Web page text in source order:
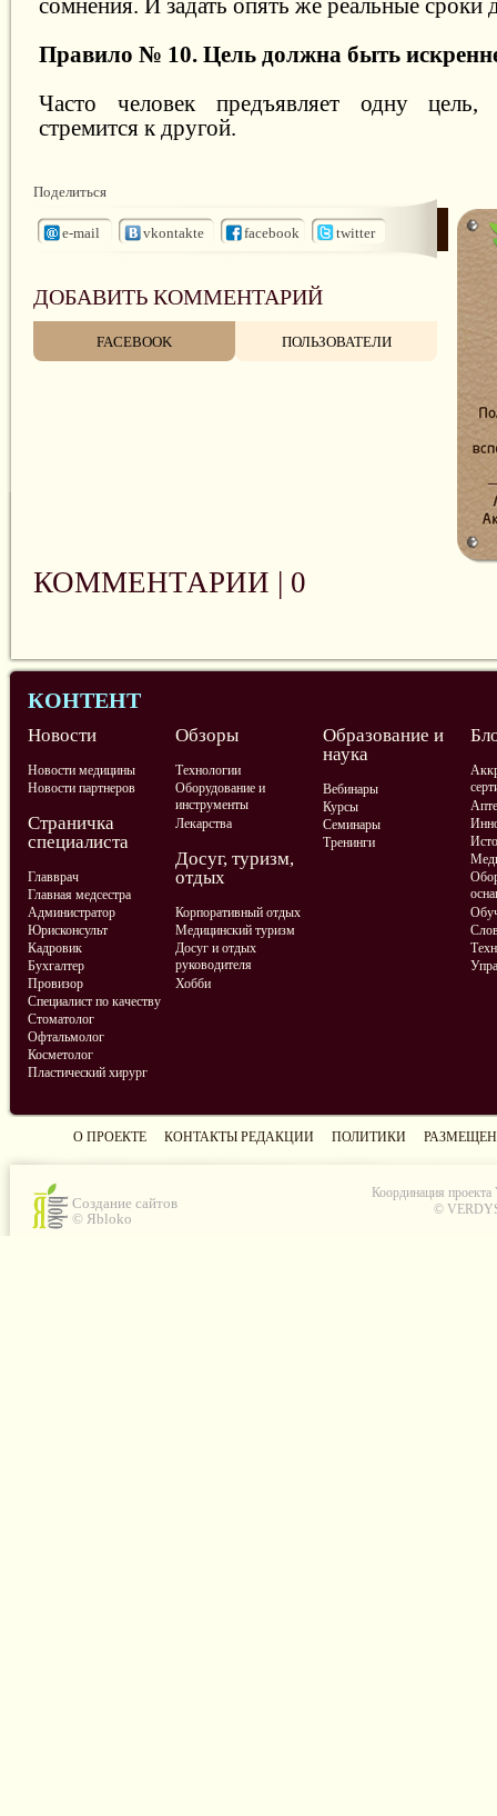
сомнения. И задать опять же реальные сроки
Правило № 10. Цель должна быть
Часто человек предъявляет одну цель,
стремится к другой.
Поделиться
e-mail vkontakte facebook twitter
ДОБАВИТЬ КОММЕНТАРИЙ
FACEBOOK ПОЛЬЗОВАТЕЛИ
КОММЕНТАРИИ | 0
КОНТЕНТ
Новости
Новости медицины
Новости партнеров
Обзоры
Технологии
Оборудование и
инструменты
Лекарства
Образование и
наука
Вебинары
Курсы
Семинары
Тренинги
Страничка
специалиста
Главврач
Главная медсестра
Администратор
Юрисконсульт
Кадровик
Бухгалтер
Провизор
Специалист по качеству
Стоматолог
Офтальмолог
Косметолог
Пластический хирург
Досуг, туризм,
отдых
Корпоративный отдых
Медицинский туризм
Досуг и отдых
руководителя
Хобби
О ПРОЕКТЕ КОНТАКТЫ РЕДАКЦИИ ПОЛИТИКИ
Создание сайтов
© Яbloko
Координация проекта
©